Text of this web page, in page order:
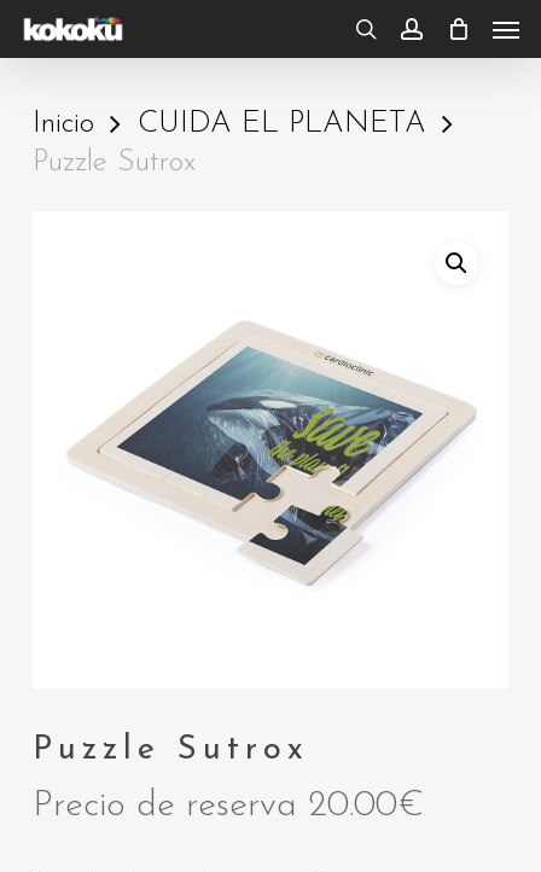
Skip
to
content
searchaccount
Inicio
CUIDA EL PLANETA
Puzzle Sutrox
Puzzle Sutrox
Precio de reserva 20.00€